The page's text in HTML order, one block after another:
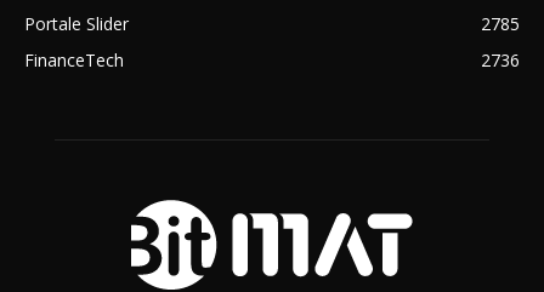
Portale Slider
2785
FinanceTech
2736